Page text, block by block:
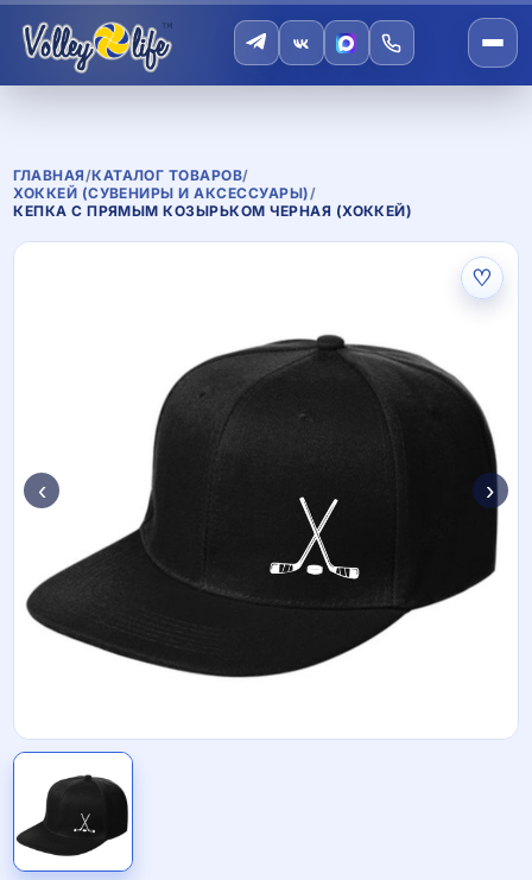
ГЛАВНАЯ/КАТАЛОГ ТОВАРОВ/
ХОККЕЙ (СУВЕНИРЫ И АКСЕССУАРЫ)/
КЕПКА С ПРЯМЫМ КОЗЫРЬКОМ ЧЕРНАЯ (ХОККЕЙ)
♡
‹ ›